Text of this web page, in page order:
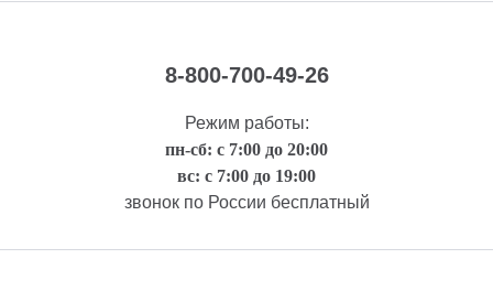
8-800-700-49-26
Режим работы:
пн-сб: с 7:00 до 20:00
вс: с 7:00 до 19:00
звонок по России бесплатный